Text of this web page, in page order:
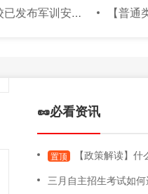
用指南，必备物品、注意事项都在这！
【普通类专场已
🥜必看资讯
置顶
【政策解读】什
三月自主招生考试如